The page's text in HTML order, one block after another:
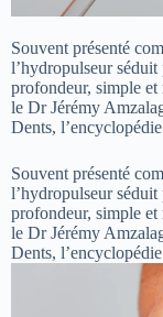
Souvent présenté
l’hydropulseur séduit
profondeur, simple
le Dr Jérémy
Dents,
Souvent présenté
l’hydropulseur séduit
profondeur, simple
le Dr Jérémy
Dents,